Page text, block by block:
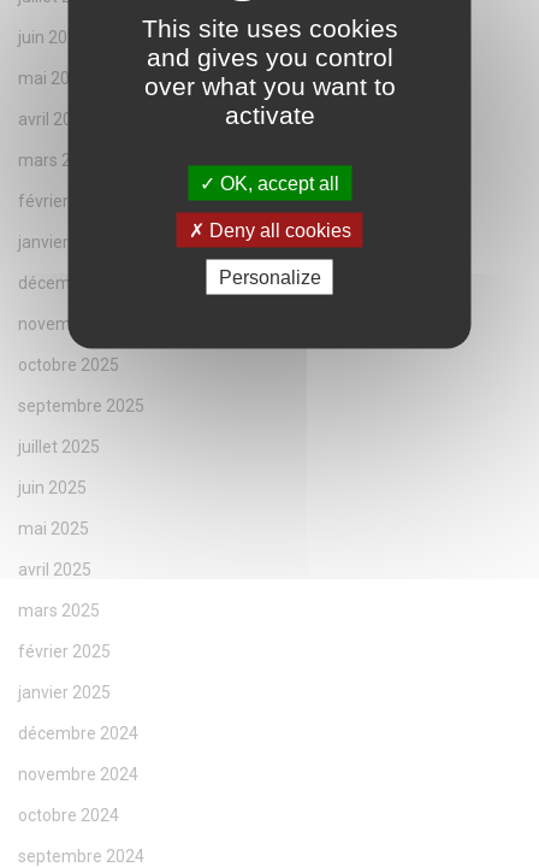
juin 2026
mai 2026
avril 2026
mars 2026
février 2026
janvier 2026
décembre 2025
novembre 2025
octobre 2025
septembre 2025
juillet 2025
juin 2025
mai 2025
avril 2025
mars 2025
février 2025
janvier 2025
décembre 2024
novembre 2024
octobre 2024
septembre 2024
This site uses cookies
and gives you control
over what you want to
activate
OK, accept all
Deny all cookies
Personalize